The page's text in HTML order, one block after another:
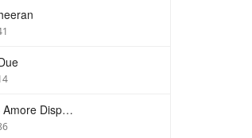
Achille Lauro – Amore Disperato